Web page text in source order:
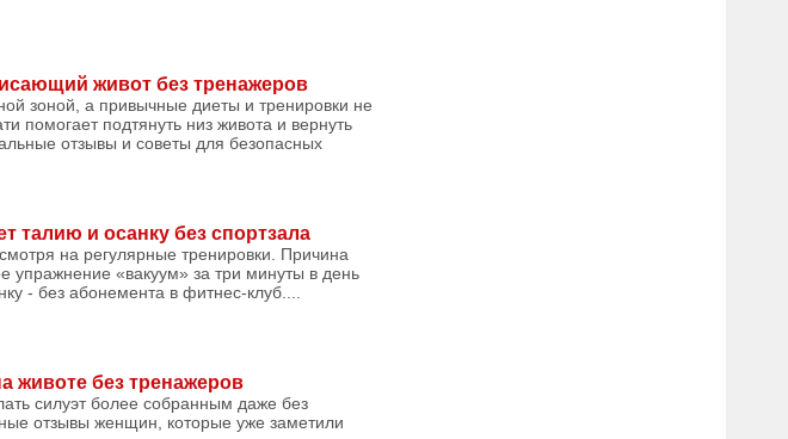
живот без тренажеров
зоной, а привычные диеты и тренировки не
помогает подтянуть низ живота и вернуть
отзывы и советы для безопасных
талию и осанку без спортзала
на регулярные тренировки. Причина
упражнение «вакуум» за три минуты в день
- без абонемента в фитнес-клуб....
животе без тренажеров
силуэт более собранным даже без
отзывы женщин, которые уже заметили